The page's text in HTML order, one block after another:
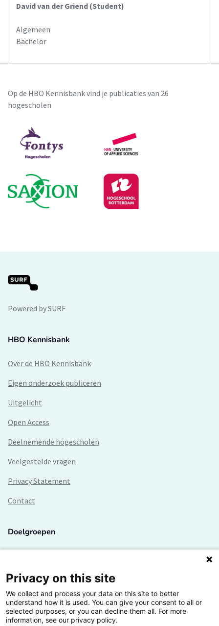
David van der Griend (Student)
Algemeen
Bachelor
Op de HBO Kennisbank vind je publicaties van 26
hogescholen
Powered by SURF
HBO Kennisbank
Over de HBO Kennisbank
Eigen onderzoek publiceren
Uitgelicht
Open Access
Deelnemende hogescholen
Veelgestelde vragen
Privacy Statement
Contact
Doelgroepen
Lectoren en onderzoekers
Bedrijven
Hogescholen
Privacy on this site
We collect and process your data on this site to better
understand how it is used. You can give your consent to all or
selected purposes, or you can decline them all. For more
information, see our privacy policy.